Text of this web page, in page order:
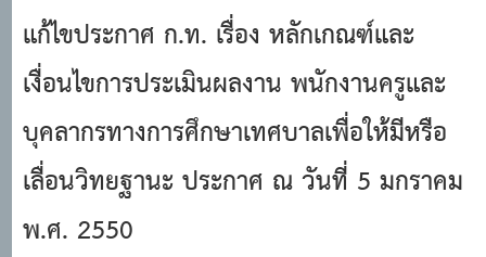
แก้ไขประกาศ ก.ท. เรื่อง หลักเกณฑ์และ
เงื่อนไขการประเมินผลงาน พนักงานครูและ
บุคลากรทางการศึกษาเทศบาลเพื่อให้มีหรือ
เลื่อนวิทยฐานะ ประกาศ ณ วันที่ 5 มกราคม
พ.ศ. 2550